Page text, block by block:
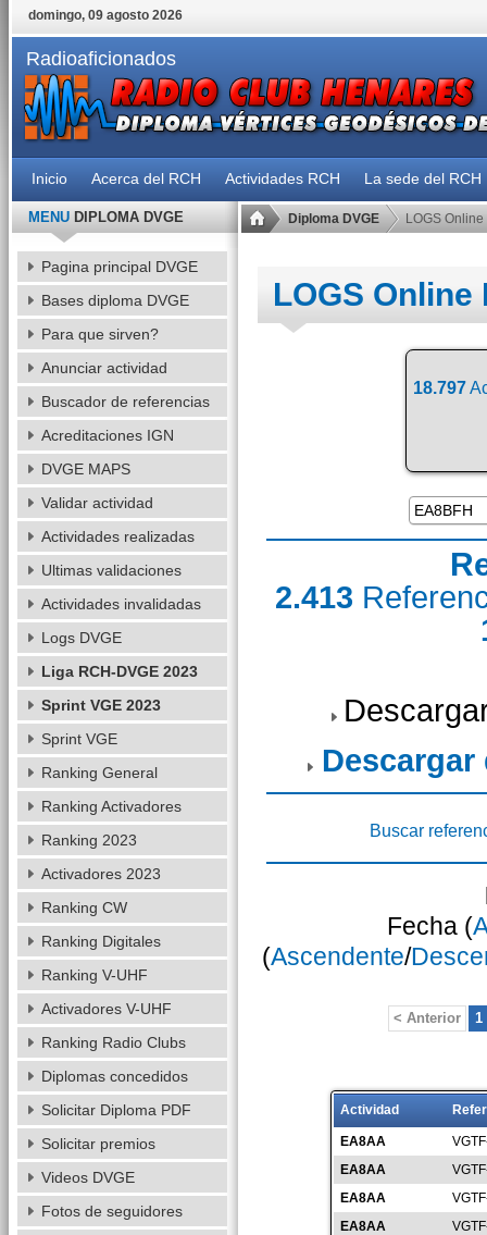
domingo, 09 agosto 2026
Radioaficionados
Inicio Acerca del RCH Actividades RCH La sede del RCH
Diploma DVGE LOGS Online
LOGS Online
18.797
2.413
Descargar
Buscar
Fecha (
(Ascendente/
< Anterior 1
Actividad
EA8AA
EA8AA
EA8AA
EA8AA
MENUDIPLOMA DVGE
Pagina principal DVGE
Bases diploma DVGE
Para que sirven?
Anunciar actividad
Buscador de referencias
Acreditaciones IGN
DVGE MAPS
Validar actividad
Actividades realizadas
Ultimas validaciones
Actividades invalidadas
Logs DVGE
Liga RCH-DVGE 2023
Sprint VGE 2023
Sprint VGE
Ranking General
Ranking Activadores
Ranking 2023
Activadores 2023
Ranking CW
Ranking Digitales
Ranking V-UHF
Activadores V-UHF
Ranking Radio Clubs
Diplomas concedidos
Solicitar Diploma PDF
Solicitar premios
Videos DVGE
Fotos de seguidores